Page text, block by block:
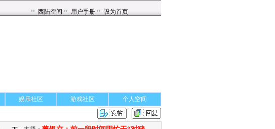
娱乐社区 游戏社区
个人空间